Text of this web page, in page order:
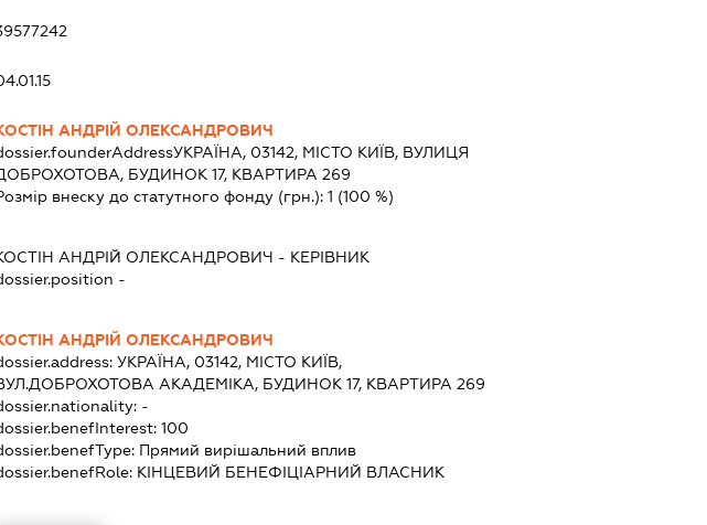
АНДРІЙ ОЛЕКСАНДРОВИЧ
УКРАЇНА, 03142, МІСТО КИЇВ, ВУЛИЦЯ
БУДИНОК 17, КВАРТИРА 269
внеску до статутного фонду (грн.):1 (100 %)
АНДРІЙ ОЛЕКСАНДРОВИЧ - КЕРІВНИК
-
АНДРІЙ ОЛЕКСАНДРОВИЧ
УКРАЇНА, 03142, МІСТО КИЇВ,
АКАДЕМІКА, БУДИНОК 17, КВАРТИРА 269
-
100
Прямий вирішальний вплив
КІНЦЕВИЙ БЕНЕФІЦІАРНИЙ ВЛАСНИК